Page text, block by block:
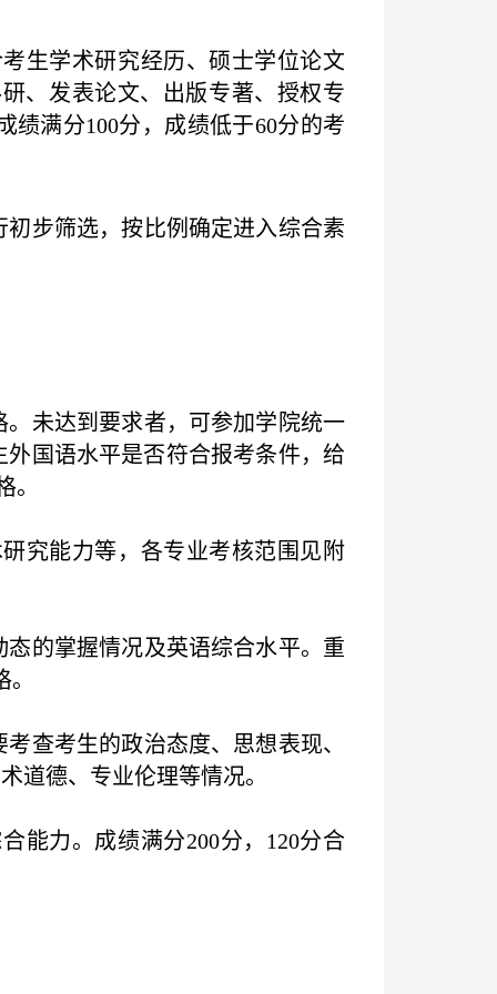
生学术研究经历、硕士学位论文
、发表论文、出版专著、授权专
绩满分100分，成绩低于60分的考
步筛选，按比例确定进入综合素
未达到要求者，可参加学院统一
国语水平是否符合报考条件，给
。
究能力等，各专业考核范围见附
的掌握情况及英语综合水平。重
查考生的政治态度、思想表现、
道德、专业伦理等情况。
能力。成绩满分200分，120分合